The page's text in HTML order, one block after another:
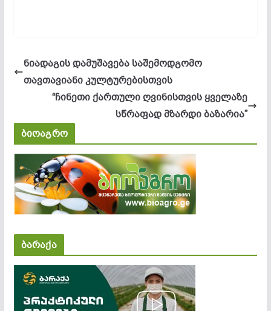
ნიადაგის დამუშავება საშემოდგომო
თავთავიანი კულტურებისთვის
“ჩინეთი ქართული ღვინისთვის ყველაზე
სწრაფად მზარდი ბაზარია”
ბიოაგრო
ბარაქა